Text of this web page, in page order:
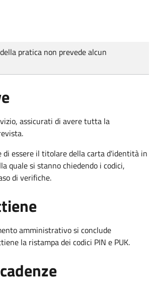
pratica non prevede alcun
assicurati di avere tutta la
di essere il titolare della carta d'identità in
quale si stanno chiedendo i codici,
di verifiche.
amministrativo si conclude
la ristampa dei codici PIN e PUK.